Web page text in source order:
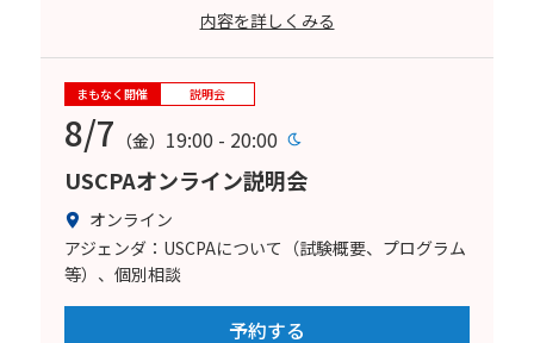
内容を詳しくみる
まもなく開催 説明会
8/7 （金） 19:00 - 20:00
USCPAオンライン説明会
オンライン
アジェンダ：USCPAについて（試験概要、プログラム
等）、個別相談
予約する